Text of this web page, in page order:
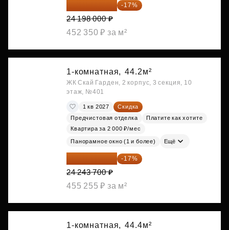
20 084 340 ₽ -17%
24 198 000 ₽
452 350 ₽ за м²
1-комнатная, 44.2м²
ЖК Скай Гарден, 2 корпус, 3 секция, 10
этаж, №401
1 кв 2027
Скидка
Предчистовая отделка
Платите как хотите
Квартира за 2 000 ₽/мес
Панорамное окно (1 и более) Ещё
20 122 271 ₽ -17%
24 243 700 ₽
455 255 ₽ за м²
1-комнатная, 44.4м²